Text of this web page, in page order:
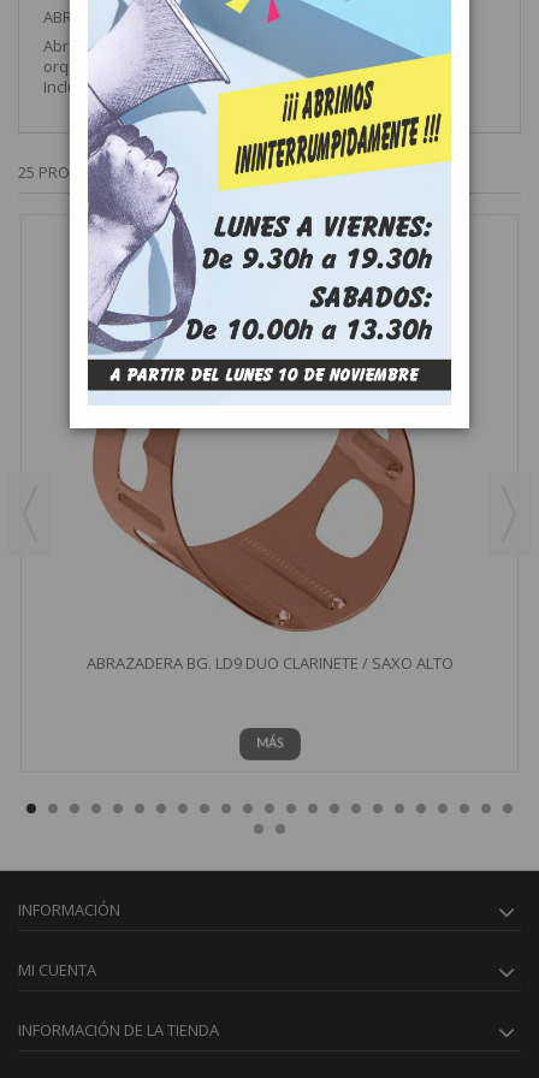
ABRAZADERA SAXO ALTO BG L10 TRADITION LACADA
Abrazadera Tradition para saxo alto. Metálica. Ideal para
orquesta. Gran proyección de sonido. Sonido brillante.
Incluye boquillero.
25 PRODUCTOS MÁS EN LA MISMA CATEGORÍA:
ABRAZADERA BG. LD9 DUO CLARINETE / SAXO ALTO
MÁS
INFORMACIÓN
MI CUENTA
INFORMACIÓN DE LA TIENDA